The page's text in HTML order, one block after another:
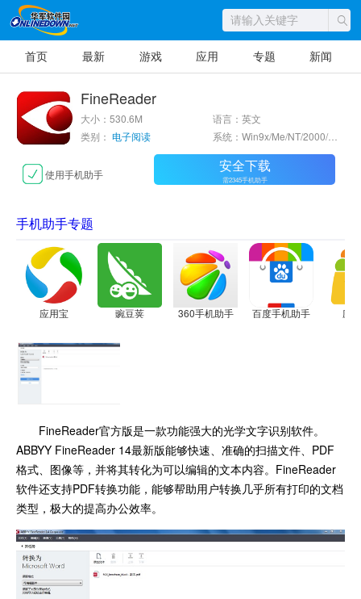
首页 最新 游戏 应用 专题 新闻
FineReader
大小：530.6M
语言：英文
类别： 电子阅读 系统：Win9x/Me/NT/2000/XP/2003
使用手机助手 安全下载
需2345手机助手
手机助手专题
应用宝 豌豆荚 360手机助手 百度手机助手 应
FineReader官方版是一款功能强大的光学文字识别软件。
ABBYY FineReader 14最新版能够快速、准确的扫描文件、PDF
格式、图像等，并将其转化为可以编辑的文本内容。FineReader
软件还支持PDF转换功能，能够帮助用户转换几乎所有打印的文档
类型，极大的提高办公效率。